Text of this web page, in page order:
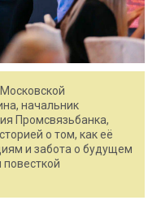
начальник
Промсвязьбанка,
о том, как её
и забота о будущем